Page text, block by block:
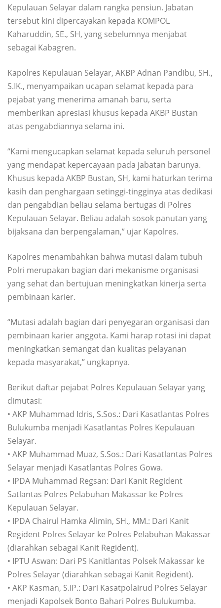
Kepulauan Selayar dalam rangka pensiun. Jabatan
tersebut kini dipercayakan kepada KOMPOL
Kaharuddin, SE., SH, yang sebelumnya menjabat
sebagai Kabagren.
Kapolres Kepulauan Selayar, AKBP Adnan Pandibu, SH.,
S.IK., menyampaikan ucapan selamat kepada para
pejabat yang menerima amanah baru, serta
memberikan apresiasi khusus kepada AKBP Bustan
atas pengabdiannya selama ini.
“Kami mengucapkan selamat kepada seluruh personel
yang mendapat kepercayaan pada jabatan barunya.
Khusus kepada AKBP Bustan, SH, kami haturkan terima
kasih dan penghargaan setinggi-tingginya atas dedikasi
dan pengabdian beliau selama bertugas di Polres
Kepulauan Selayar. Beliau adalah sosok panutan yang
bijaksana dan berpengalaman,” ujar Kapolres.
Kapolres menambahkan bahwa mutasi dalam tubuh
Polri merupakan bagian dari mekanisme organisasi
yang sehat dan bertujuan meningkatkan kinerja serta
pembinaan karier.
“Mutasi adalah bagian dari penyegaran organisasi dan
pembinaan karier anggota. Kami harap rotasi ini dapat
meningkatkan semangat dan kualitas pelayanan
kepada masyarakat,” ungkapnya.
Berikut daftar pejabat Polres Kepulauan Selayar yang
dimutasi:
• AKP Muhammad Idris, S.Sos.: Dari Kasatlantas Polres
Bulukumba menjadi Kasatlantas Polres Kepulauan
Selayar.
• AKP Muhammad Muaz, S.Sos.: Dari Kasatlantas Polres
Selayar menjadi Kasatlantas Polres Gowa.
• IPDA Muhammad Regsan: Dari Kanit Regident
Satlantas Polres Pelabuhan Makassar ke Polres
Kepulauan Selayar.
• IPDA Chairul Hamka Alimin, SH., MM.: Dari Kanit
Regident Polres Selayar ke Polres Pelabuhan Makassar
(diarahkan sebagai Kanit Regident).
• IPTU Aswan: Dari PS Kanitlantas Polsek Makassar ke
Polres Selayar (diarahkan sebagai Kanit Regident).
• AKP Kasman, S.IP.: Dari Kasatpolairud Polres Selayar
menjadi Kapolsek Bonto Bahari Polres Bulukumba.